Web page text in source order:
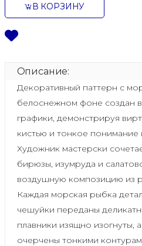
В КОРЗИНУ
Описание:
Декоративный паттерн с
белоснежном фоне создан в
графики, демонстрируя
кистью и тонкое понимание
Художник мастерски
бирюзы, изумруда и
воздушную композицию из
Каждая морская рыбка
чешуйки переданы
плавники изящно изогнуты,
очерчены тонкими